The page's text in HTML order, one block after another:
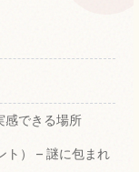
感できる場所
ト） – 謎に包まれ